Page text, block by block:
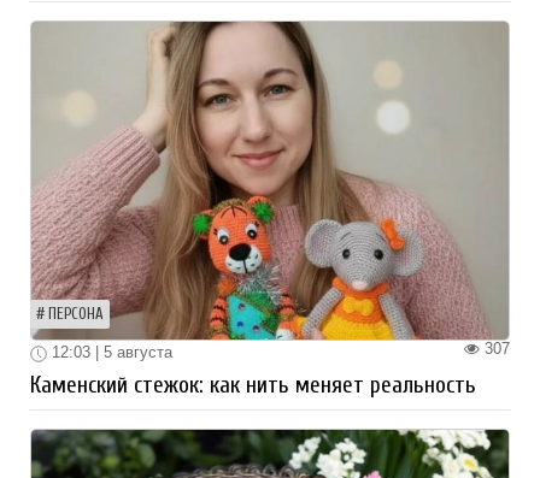
ПЕРСОНА
307
12:03 | 5 августа
Каменский стежок: как нить меняет реальность